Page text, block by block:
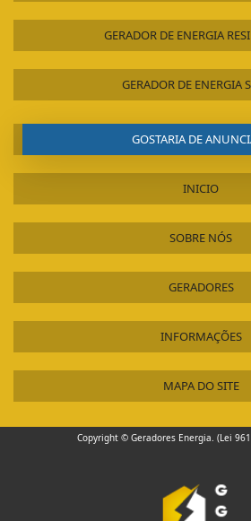
GERADOR DE ENERGIA
GERADOR DE ENERGIA
GOSTARIA DE
INICIO
SOBRE NÓS
GERADORES
INFORMAÇÕES
MAPA DO SITE
Copyright © Geradores Energia. (Lei